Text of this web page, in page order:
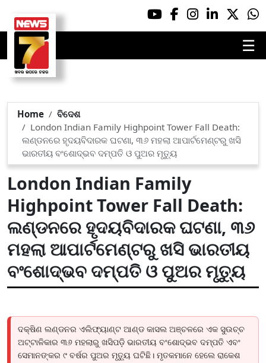
☰
Home
ବିଦେଶ
London Indian Family Highpoint Tower Fall Death:
ଲଣ୍ଡନରେ ହୃଦୟବିଦାରକ ଘଟଣା, ୩୬ ମହଲା ଆପାର୍ଟମେଣ୍ଟରୁ ଖସି
ଭାରତୀୟ ବଂଶୋଦ୍ଭବ ଦମ୍ପତି ଓ ପୁଅର ମୃତ୍ୟୁ
London Indian Family
Highpoint Tower Fall Death:
ଲଣ୍ଡନରେ ହୃଦୟବିଦାରକ ଘଟଣା, ୩୬
ମହଲା ଆପାର୍ଟମେଣ୍ଟରୁ ଖସି ଭାରତୀୟ
ବଂଶୋଦ୍ଭବ ଦମ୍ପତି ଓ ପୁଅର ମୃତ୍ୟୁ
ଦକ୍ଷିଣ ଲଣ୍ଡନର ଏଲିଫ୍ୟାଣ୍ଟ ଆଣ୍ଡ କାସଲ ଅଞ୍ଚଳରେ ଏକ ସୁଉଚ୍ଚ
ଅଟ୍ଟାଳିକାର ୩୬ ମହଲାରୁ ଖସିପଡ଼ି ଭାରତୀୟ ବଂଶୋଦ୍ଭବ ଦମ୍ପତି ଏବଂ
ସେମାନଙ୍କର ୯ ବର୍ଷର ପୁଅର ମୃତ୍ୟୁ ଘଟିଛି। ମୃତକମାନେ ହେଲେ ରାକେଶ